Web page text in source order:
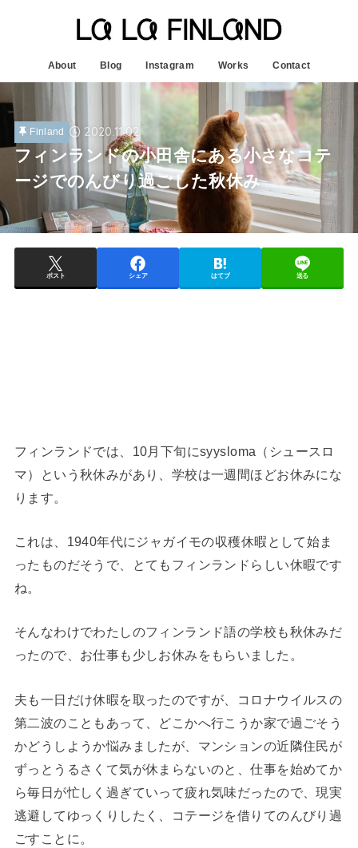
About Blog Instagram Works Contact
Finland 2020.11.02
フィンランドの小田舎にある小さなコテ
ージでのんびり過ごした秋休み
ポスト シェア はてブ 送る
フィンランドでは、10月下旬にsyysloma（シュースロ
マ）という秋休みがあり、学校は一週間ほどお休みにな
ります。
これは、1940年代にジャガイモの収穫休暇として始ま
ったものだそうで、とてもフィンランドらしい休暇です
ね。
そんなわけでわたしのフィンランド語の学校も秋休みだ
ったので、お仕事も少しお休みをもらいました。
夫も一日だけ休暇を取ったのですが、コロナウイルスの
第二波のこともあって、どこかへ行こうか家で過ごそう
かどうしようか悩みましたが、マンションの近隣住民が
ずっとうるさくて気が休まらないのと、仕事を始めてか
ら毎日が忙しく過ぎていって疲れ気味だったので、現実
逃避してゆっくりしたく、コテージを借りてのんびり過
ごすことに。